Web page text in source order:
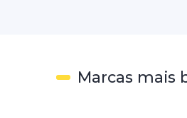
Marcas mais